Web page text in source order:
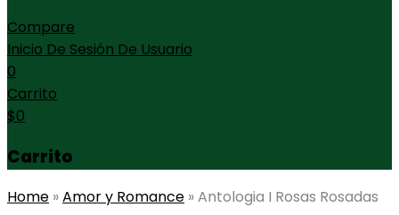
Compare
Inicio De Sesión De Usuario
0
Carrito
$0
Carrito
Home »Amor y Romance »Antologia I Rosas Rosadas